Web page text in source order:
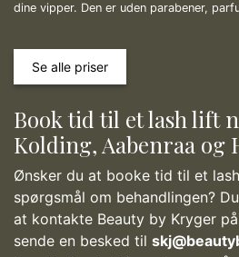
dine vipper. Den er uden parabener,
Se alle priser
Book tid til et lash lift
Kolding, Aabenraa og
Ønsker du at booke tid til et
spørgsmål om behandlingen?
at kontakte Beauty by Kryger
sende en besked til